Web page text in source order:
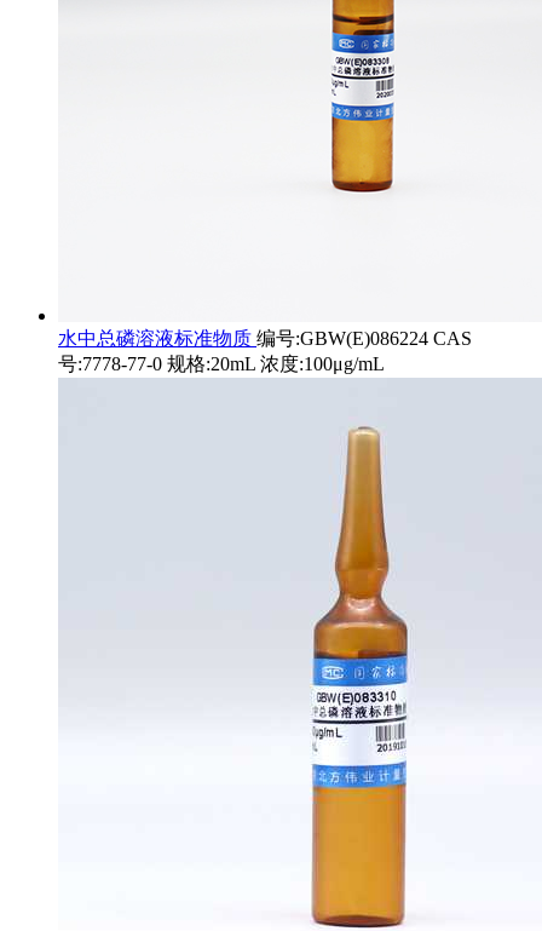
水中总磷溶液标准物质 编号:GBW(E)086224 CAS
号:7778-77-0 规格:20mL 浓度:100μg/mL